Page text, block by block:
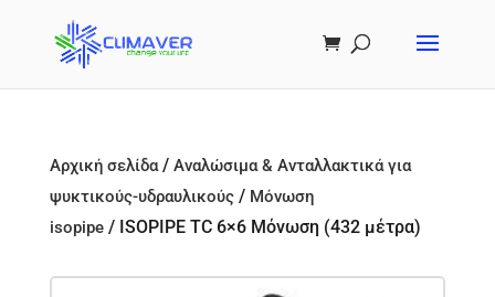
Αρχική σελίδα/ Αναλώσιμα & Ανταλλακτικά για
ψυκτικούς-υδραυλικούς/ Μόνωση
isopipe/ ISOPIPE TC 6×6 Μόνωση (432 μέτρα)